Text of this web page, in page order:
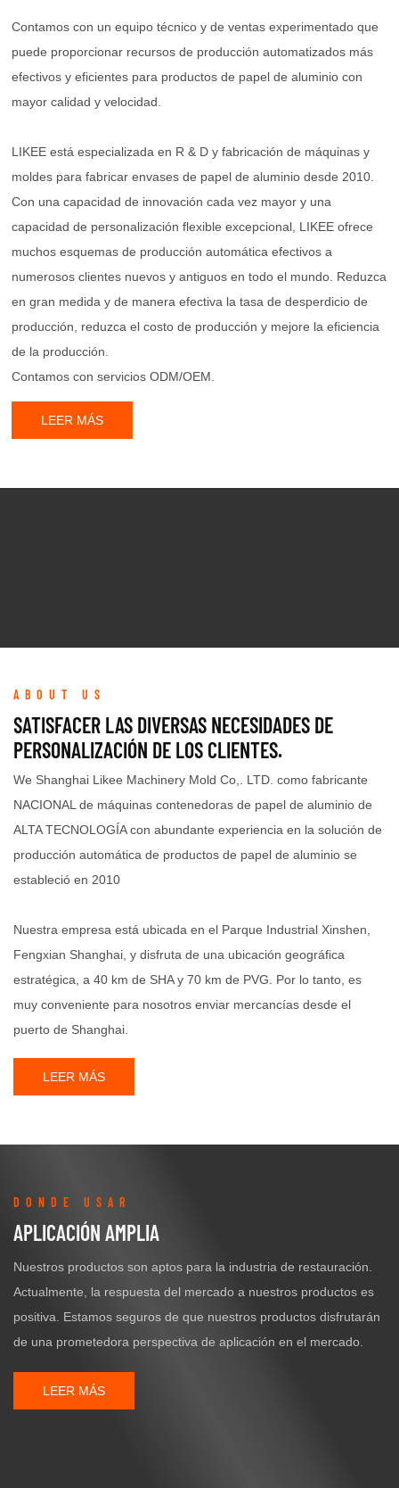
Contamos con un equipo técnico y de ventas experimentado que
puede proporcionar recursos de producción automatizados más
efectivos y eficientes para productos de papel de aluminio con
mayor calidad y velocidad.
LIKEE está especializada en R & D y fabricación de máquinas y
moldes para fabricar envases de papel de aluminio desde 2010.
Con una capacidad de innovación cada vez mayor y una
capacidad de personalización flexible excepcional, LIKEE ofrece
muchos esquemas de producción automática efectivos a
numerosos clientes nuevos y antiguos en todo el mundo. Reduzca
en gran medida y de manera efectiva la tasa de desperdicio de
producción, reduzca el costo de producción y mejore la eficiencia
de la producción.
Contamos con servicios ODM/OEM.
LEER MÁS
ABOUT US
SATISFACER LAS DIVERSAS NECESIDADES DE
PERSONALIZACIÓN DE LOS CLIENTES.
We Shanghai Likee Machinery Mold Co,. LTD. como fabricante
NACIONAL de máquinas contenedoras de papel de aluminio de
ALTA TECNOLOGÍA con abundante experiencia en la solución de
producción automática de productos de papel de aluminio se
estableció en 2010
Nuestra empresa está ubicada en el Parque Industrial Xinshen,
Fengxian Shanghai, y disfruta de una ubicación geográfica
estratégica, a 40 km de SHA y 70 km de PVG. Por lo tanto, es
muy conveniente para nosotros enviar mercancías desde el
puerto de Shanghai.
LEER MÁS
DONDE USAR
APLICACIÓN AMPLIA
Nuestros productos son aptos para la industria de restauración.
Actualmente, la respuesta del mercado a nuestros productos es
positiva. Estamos seguros de que nuestros productos disfrutarán
de una prometedora perspectiva de aplicación en el mercado.
LEER MÁS